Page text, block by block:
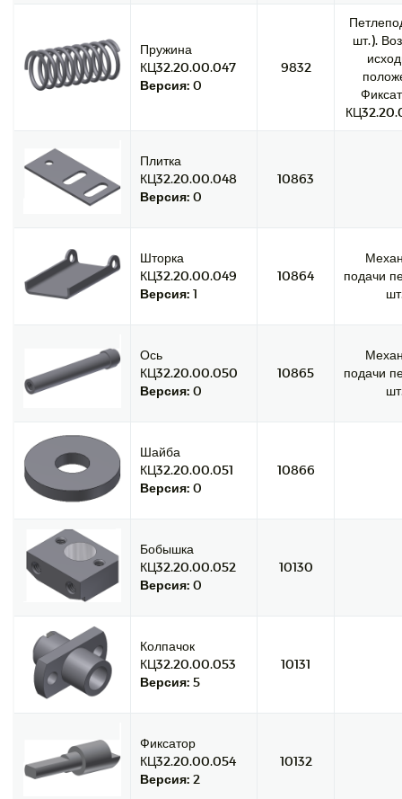
Пружина
КЦ32.20.00.047
Версия: 0
9832
шт.).
Плитка
КЦ32.20.00.048
Версия: 0
10863
Шторка
КЦ32.20.00.049
Версия: 1
10864
подачи
Ось
КЦ32.20.00.050
Версия: 0
10865
подачи
Шайба
КЦ32.20.00.051
Версия: 0
10866
Бобышка
КЦ32.20.00.052
Версия: 0
10130
Колпачок
КЦ32.20.00.053
Версия: 5
10131
Фиксатор
КЦ32.20.00.054
Версия: 2
10132